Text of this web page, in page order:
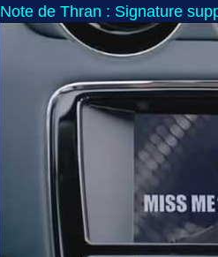
Note de Thran : Signature